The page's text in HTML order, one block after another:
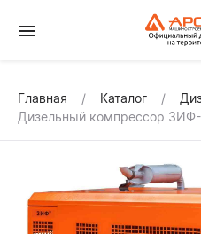
Главная Каталог
Дизельный компрессор